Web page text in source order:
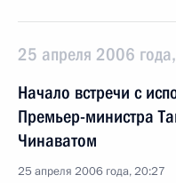
25 апреля 2006
Начало встречи с
Премьер-министра
Чинаватом
25 апреля 2006 года, 20:27